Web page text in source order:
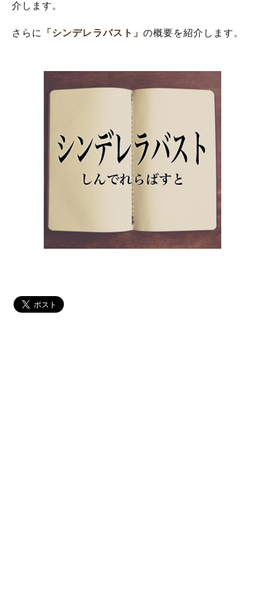
介します。
さらに 「シンデレラバスト」 の概要を紹介します。